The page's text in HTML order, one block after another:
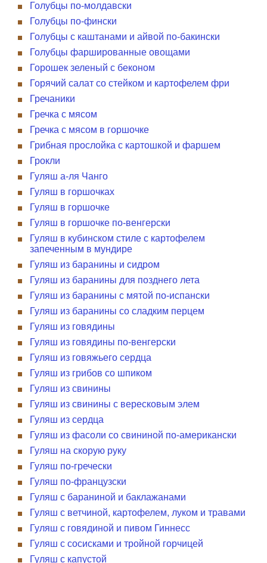
Голубцы по-молдавски
Голубцы по-фински
Голубцы с каштанами и айвой по-бакински
Голубцы фаршированные овощами
Горошек зеленый с беконом
Горячий салат со стейком и картофелем фри
Гречаники
Гречка с мясом
Гречка с мясом в горшочке
Грибная прослойка с картошкой и фаршем
Грокли
Гуляш а-ля Чанго
Гуляш в горшочках
Гуляш в горшочке
Гуляш в горшочке по-венгерски
Гуляш в кубинском стиле с картофелем
запеченным в мундире
Гуляш из баранины и сидром
Гуляш из баранины для позднего лета
Гуляш из баранины с мятой по-испански
Гуляш из баранины со сладким перцем
Гуляш из говядины
Гуляш из говядины по-венгерски
Гуляш из говяжьего сердца
Гуляш из грибов со шпиком
Гуляш из свинины
Гуляш из свинины с вересковым элем
Гуляш из сердца
Гуляш из фасоли со свининой по-американски
Гуляш на скорую руку
Гуляш по-гречески
Гуляш по-французски
Гуляш с бараниной и баклажанами
Гуляш с ветчиной, картофелем, луком и травами
Гуляш с говядиной и пивом Гиннесс
Гуляш с сосисками и тройной горчицей
Гуляш с капустой